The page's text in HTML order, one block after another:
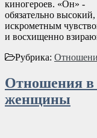
киногероев. «Он» -
обязательно
искрометным
и восхищенно
Рубрика:
Отношения в
женщины